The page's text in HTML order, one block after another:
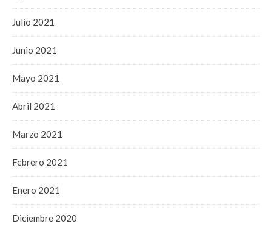
Julio 2021
Junio 2021
Mayo 2021
Abril 2021
Marzo 2021
Febrero 2021
Enero 2021
Diciembre 2020